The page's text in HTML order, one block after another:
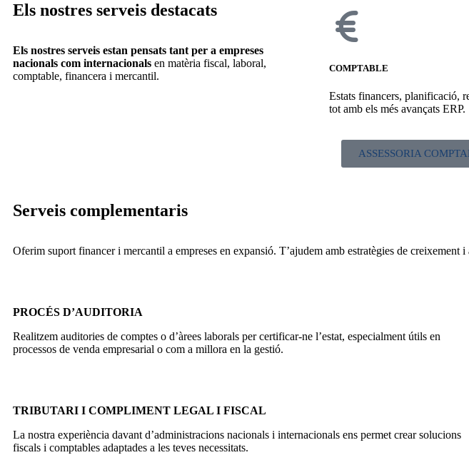
Els nostres serveis destacats
Els nostres serveis estan pensats tant per a empreses
nacionals com internacionals en matèria fiscal, laboral,
comptable, financera i mercantil.
COMPTABLE
Estats financers, planificació,
tot amb els més avançats ERP.
ASSESSORIA
Serveis complementaris
Oferim suport financer i mercantil a empreses en expansió. T’ajudem amb estratègies de creixement
PROCÉS D’AUDITORIA
Realitzem auditories de comptes o d’àrees laborals per certificar-ne l’estat, especialment útils en
processos de venda empresarial o com a millora en la gestió.
TRIBUTARI I COMPLIMENT LEGAL I FISCAL
La nostra experiència davant d’administracions nacionals i internacionals ens permet crear solucions
fiscals i comptables adaptades a les teves necessitats.